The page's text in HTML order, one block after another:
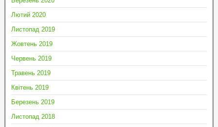
Лютий 2020
Листопад 2019
Жовтень 2019
Червень 2019
Травень 2019
Квітень 2019
Березень 2019
Листопад 2018